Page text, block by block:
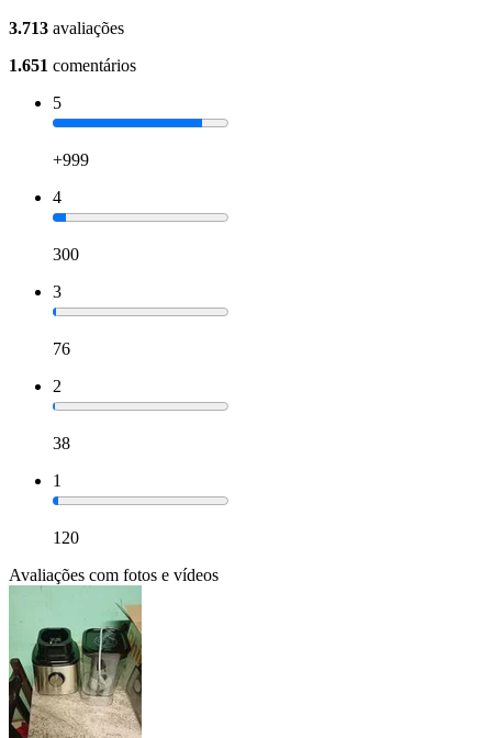
3.713 avaliações
1.651 comentários
5
+999
4
300
3
76
2
38
1
120
Avaliações com fotos e vídeos